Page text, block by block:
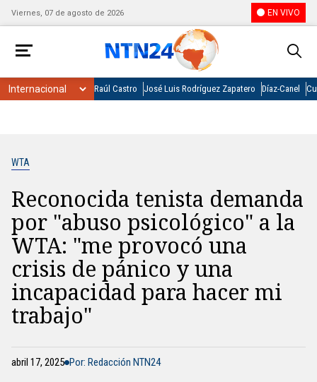
Viernes, 07 de agosto de 2026 EN VIVO
Raúl Castro José Luis Rodríguez Zapatero Díaz-Canel
WTA
Reconocida tenista demanda
por "abuso psicológico" a la
WTA: "me provocó una
crisis de pánico y una
incapacidad para hacer mi
trabajo"
abril 17, 2025 Por: Redacción NTN24